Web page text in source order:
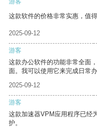
这款软件的价格非常实惠，值得
2025-09-12
游客
这款办公软件的功能非常全面
面。我可以使用它来完成日常
2025-09-12
游客
这款加速器VPM应用程序已经
护。